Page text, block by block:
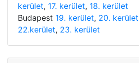
kerület, 17. kerület, 18. kerület
Budapest 19. kerület, 20. kerület
22.kerület, 23. kerület